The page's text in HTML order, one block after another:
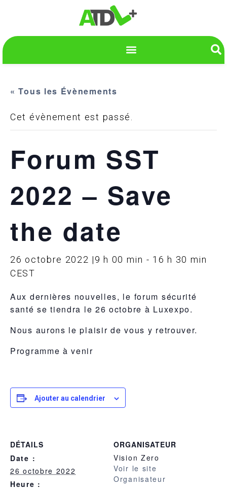
« Tous les Évènements
Cet évènement est passé.
Forum SST
2022 – Save
the date
26 octobre 2022 |9 h 00 min - 16 h 30 min
CEST
Aux dernières nouvelles, le forum sécurité
santé se tiendra le 26 octobre à Luxexpo.
Nous aurons le plaisir de vous y retrouver.
Programme à venir
Ajouter au calendrier
DÉTAILS
Date :
26 octobre 2022
Heure :
ORGANISATEUR
Vision Zero
Voir le site
Organisateur